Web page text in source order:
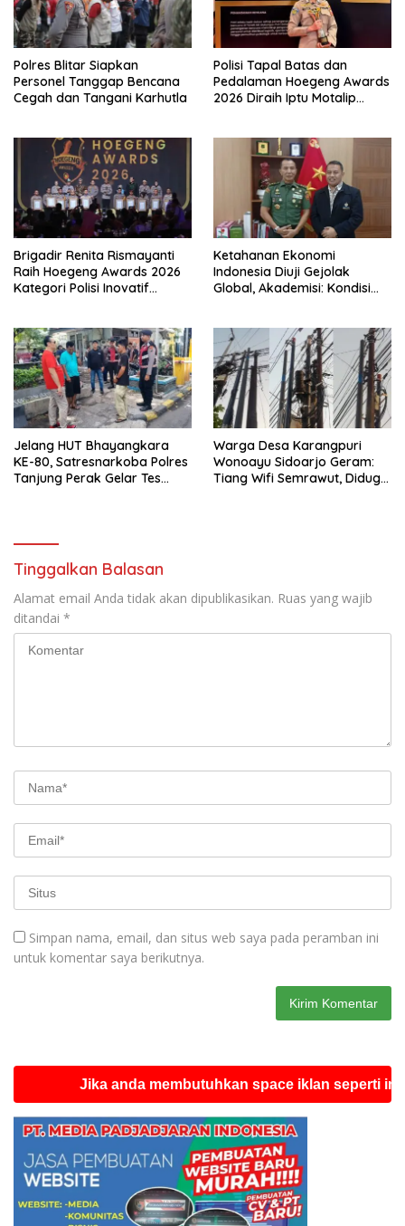
Polres Blitar Siapkan
Personel Tanggap Bencana
Cegah dan Tangani Karhutla
Polisi Tapal Batas dan
Pedalaman Hoegeng Awards
2026 Diraih Iptu Motalip
Brigadir Renita Rismayanti
Raih Hoegeng Awards 2026
Kategori Polisi Inovatif
Ketahanan Ekonomi
Indonesia Diuji Gejolak
Global, Akademisi: Kondisi
Jelang HUT Bhayangkara
KE-80, Satresnarkoba Polres
Tanjung Perak Gelar Tes
Warga Desa Karangpuri
Wonoayu Sidoarjo Geram:
Tiang Wifi Semrawut, Diduga
Tinggalkan Balasan
Alamat email Anda tidak akan dipublikasikan. Ruas yang wajib
ditandai *
Simpan nama, email, dan situs web saya pada peramban ini
untuk komentar saya berikutnya.
Jika anda membutuhkan space iklan seperti ini